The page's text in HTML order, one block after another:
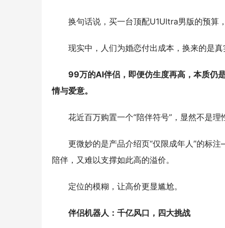
换句话说，买一台顶配U1Ultra男版的预算
现实中，人们为婚恋付出成本，换来的是真
99万的AI伴侣，即便仿生度再高，本质仍
情与爱意。
花近百万购置一个“陪伴符号”，显然不是理
更微妙的是产品介绍页“仅限成年人”的标
陪伴，又难以支撑如此高的溢价。
定位的模糊，让高价更显尴尬。
伴侣机器人：千亿风口，四大挑战